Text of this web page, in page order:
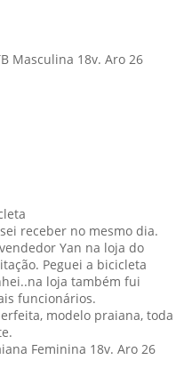
Masculina 18v. Aro 26
receber no mesmo dia.
Yan na loja do
Peguei a bicicleta
loja também fui
funcionários.
modelo praiana, toda
Feminina 18v. Aro 26